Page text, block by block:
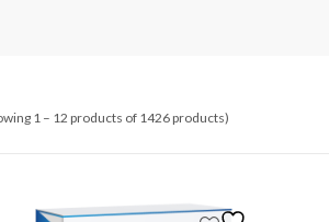
1 – 12 products of 1426 products)